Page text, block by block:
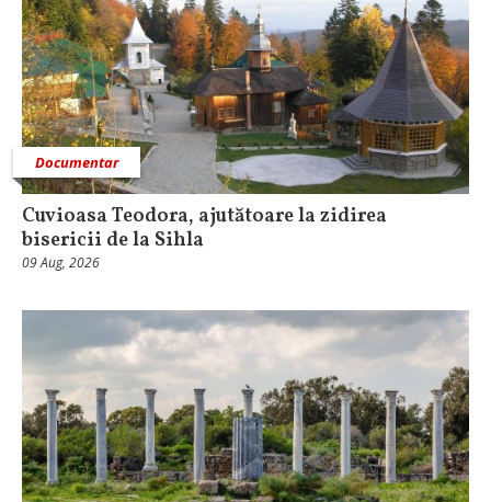
Documentar
Cuvioasa Teodora, ajutătoare la zidirea
bisericii de la Sihla
09 Aug, 2026